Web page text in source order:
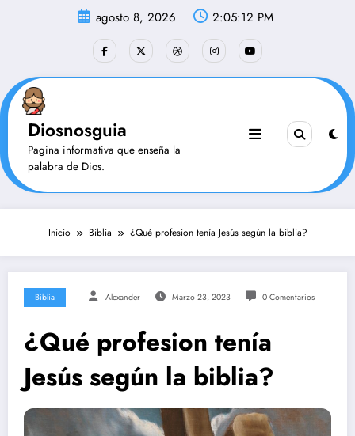
agosto 8, 2026 2:05:13 PM
Diosnosguia
Pagina informativa que enseña la
palabra de Dios.
Inicio Biblia ¿Qué profesion tenía Jesús según la biblia?
Biblia Alexander Marzo 23, 2023 0 Comentarios
¿Qué profesion tenía
Jesús según la biblia?